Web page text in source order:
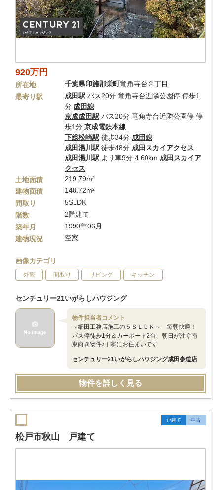
920万円
所在地 千葉県印旛郡栄町竜角寺台２丁目
最寄り駅
成田駅 バス20分 竜角寺台近隣公園停 停歩1
分 成田線
京成成田駅 バス20分 竜角寺台近隣公園停 停
歩1分 京成電鉄本線
下総松崎駅 徒歩34分 成田線
成田湯川駅 徒歩48分 成田スカイアクセス
成田湯川駅 より車9分 4.60km 成田スカイア
クセス
土地面積
219.79m²
建物面積
148.72m²
間取り
5SLDK
階数
2階建て
築年月
1990年06月
建物現況
空家
画像カテゴリ
外観 間取り リビング キッチン
センチュリー21いがらしハウジング
物件担当者コメント
～細田工務店施工の５ＳＬＤＫ～ 毎朝快適！
バス停徒歩1分＆カーポート2台、朝日が注ぐ南
東向き物件♪丁寧にお住まいです
センチュリー21いがらしハウジング成田参道店
物件を詳しく見る
戸建て 中古
松戸市秋山 戸建て